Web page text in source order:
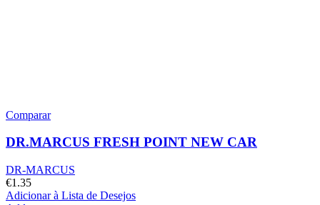
Comparar
DR.MARCUS FRESH POINT NEW CAR
DR-MARCUS
€1.35
Adicionar à Lista de Desejos